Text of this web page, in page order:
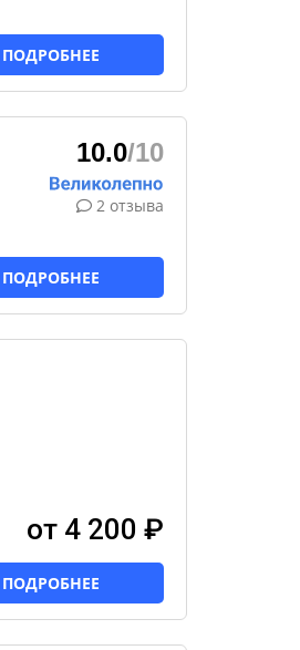
ПОДРОБНЕЕ
10.0/10
2 отзыва
ПОДРОБНЕЕ
от 4 200 ₽
ПОДРОБНЕЕ